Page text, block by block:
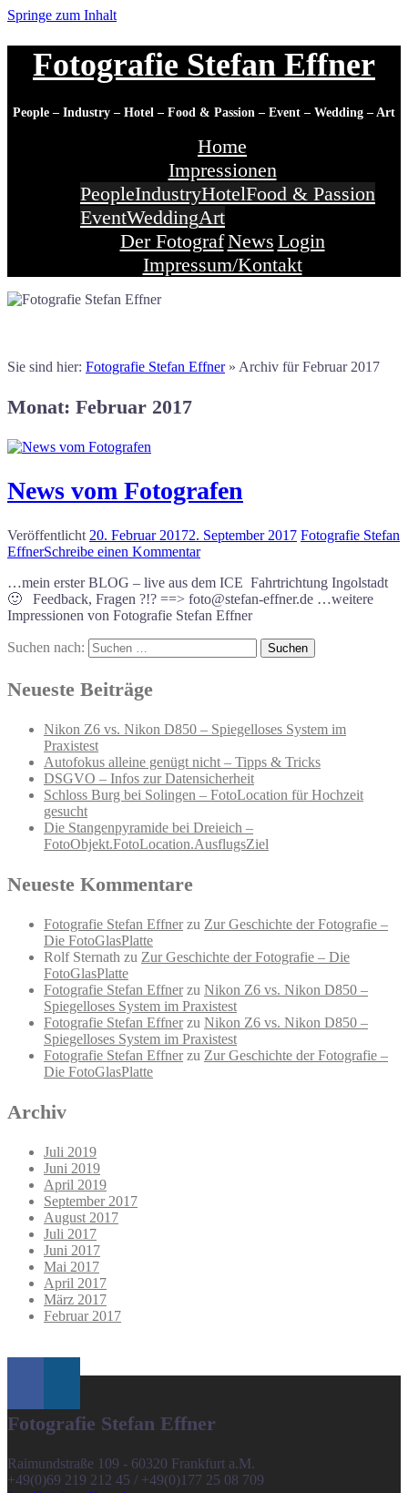
Springe zum Inhalt
Fotografie Stefan Effner
People – Industry – Hotel – Food & Passion – Event – Wedding – Art
Home
Impressionen
PeopleIndustryHotelFood & Passion
EventWeddingArt
Der FotografNews Login
Impressum/Kontakt
Sie sind hier: Fotografie Stefan Effner» Archiv für Februar 2017
Monat: Februar 2017
News vom Fotografen
Veröffentlicht 20. Februar 20172. September 2017 Fotografie Stefan
EffnerSchreibe einen Kommentar
…mein erster BLOG – live aus dem ICE Fahrtrichtung Ingolstadt
🙂 Feedback, Fragen ?!? ==> foto@stefan-effner.de …weitere
Impressionen von Fotografie Stefan Effner
Suchen nach:
Neueste Beiträge
Nikon Z6 vs. Nikon D850 – Spiegelloses System im
Praxistest
Autofokus alleine genügt nicht – Tipps & Tricks
DSGVO – Infos zur Datensicherheit
Schloss Burg bei Solingen – FotoLocation für Hochzeit
gesucht
Die Stangenpyramide bei Dreieich –
FotoObjekt.FotoLocation.AusflugsZiel
Neueste Kommentare
Fotografie Stefan Effnerzu Zur Geschichte der Fotografie –
Die FotoGlasPlatte
Rolf Sternath zu Zur Geschichte der Fotografie – Die
FotoGlasPlatte
Fotografie Stefan Effnerzu Nikon Z6 vs. Nikon D850 –
Spiegelloses System im Praxistest
Fotografie Stefan Effnerzu Nikon Z6 vs. Nikon D850 –
Spiegelloses System im Praxistest
Fotografie Stefan Effnerzu Zur Geschichte der Fotografie –
Die FotoGlasPlatte
Archiv
Juli 2019
Juni 2019
April 2019
September 2017
August 2017
Juli 2017
Juni 2017
Mai 2017
April 2017
März 2017
Februar 2017
Fotografie Stefan Effner
Raimundstraße 109 - 60320 Frankfurt a.M.
+49(0)69 219 212 45 / +49(0)177 25 08 709